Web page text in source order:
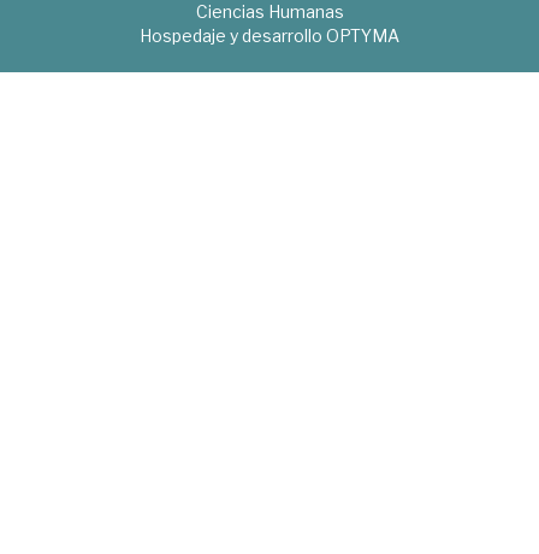
Ciencias Humanas
Hospedaje y desarrollo OPTYMA